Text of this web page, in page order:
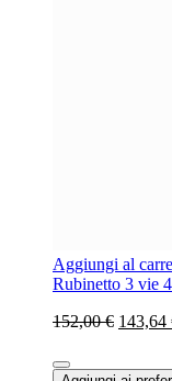
Aggiungi al
Rubinetto 3 vie
152,00 € 143,64